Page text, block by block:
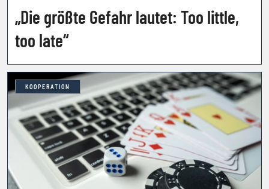
„Die größte Gefahr lautet: Too little,
too late“
KOOPERATION